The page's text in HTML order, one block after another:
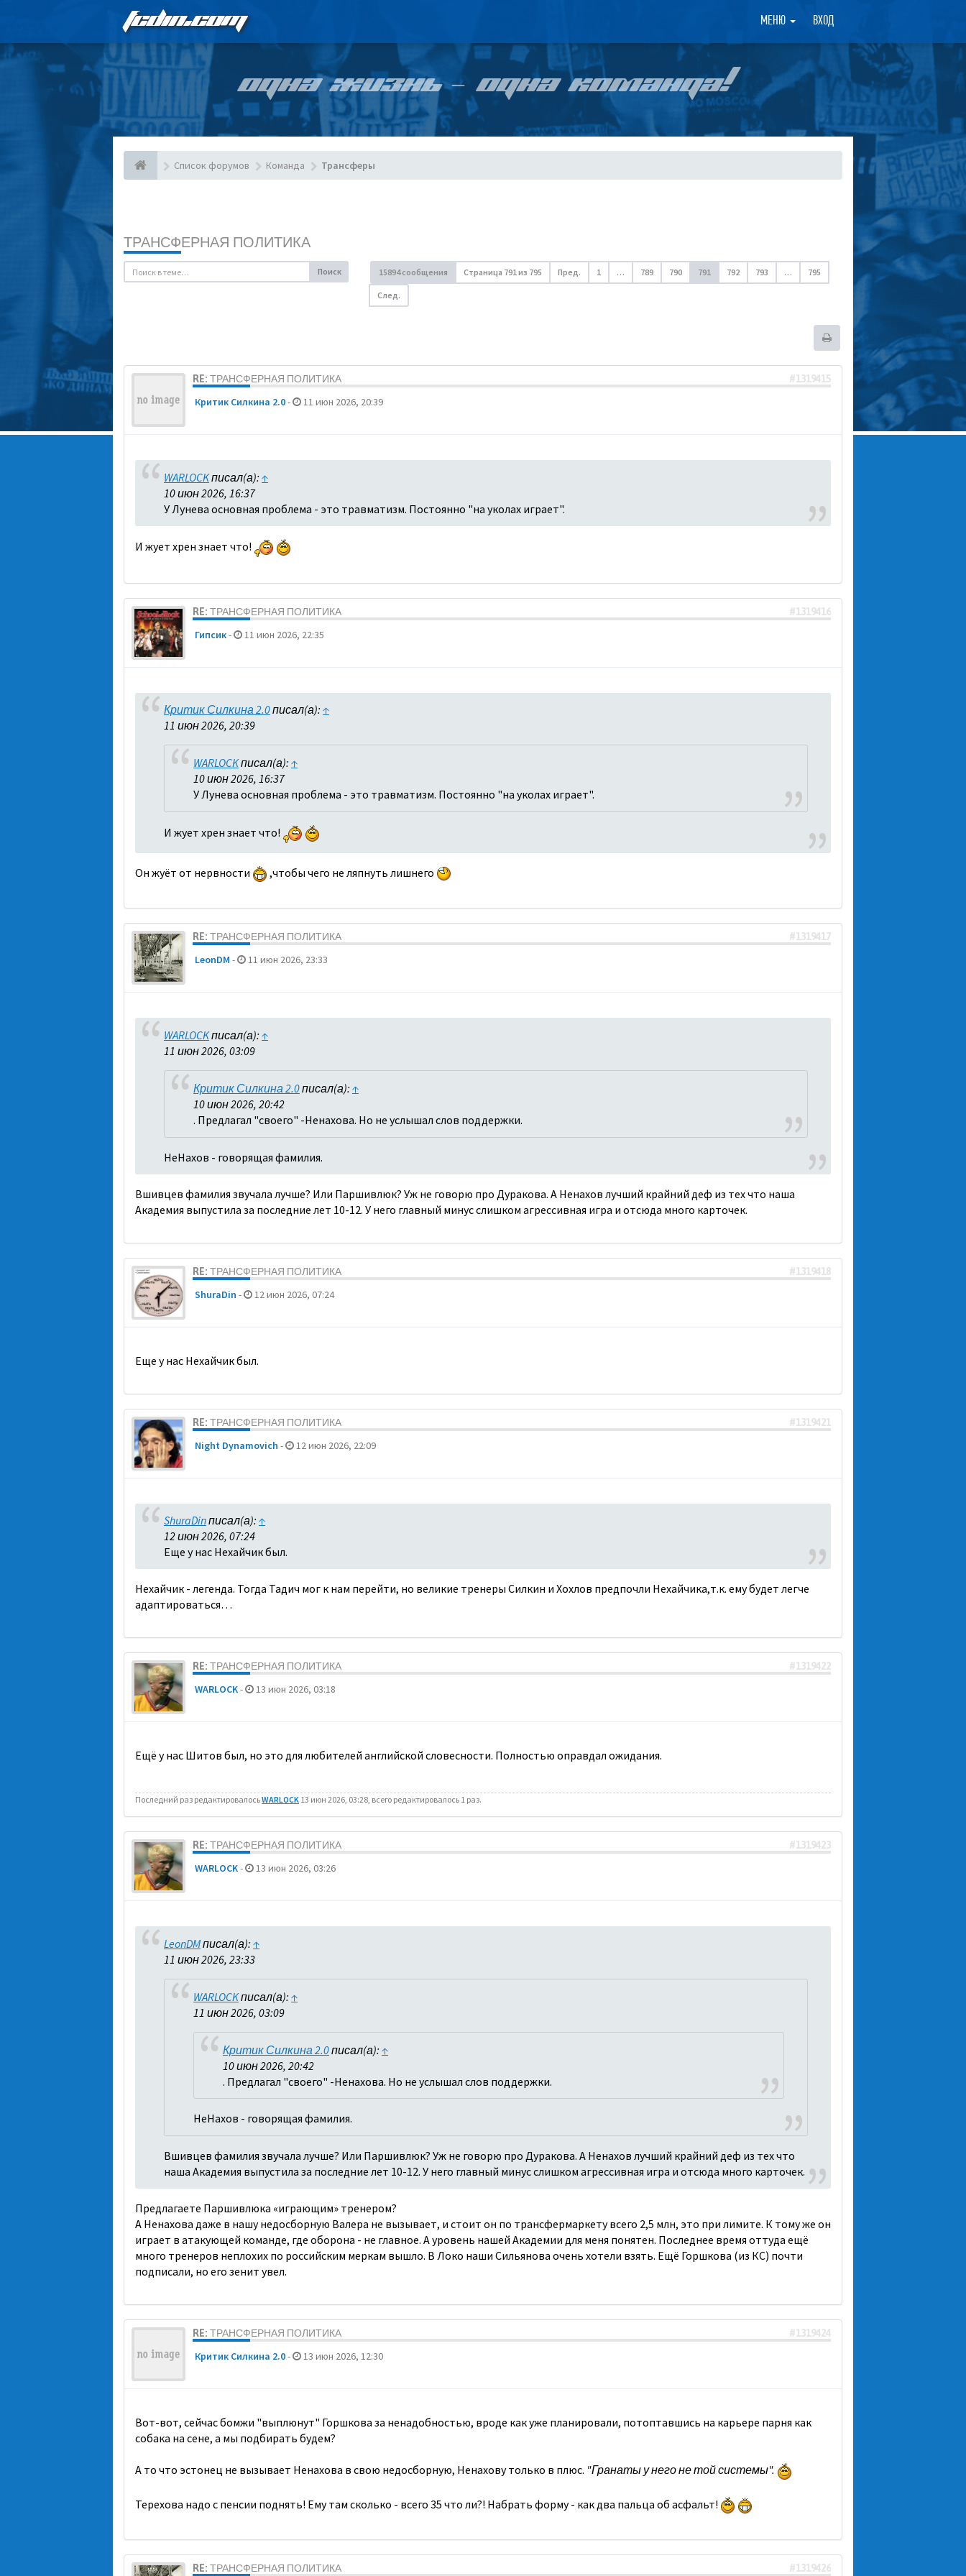
FCDIN.COM МЕНЮ ВХОД ×
ОДНА ЖИЗНЬ – ОДНА КОМАНДА!
Список форумов Команда Трансферы
ТРАНСФЕРНАЯ ПОЛИТИКА
Поиск 15894 сообщения Страница 791из 795 Пред. 1 … 789 790 791 792 793 … 795
След.
RE: ТРАНСФЕРНАЯ ПОЛИТИКА #1319415
Критик Силкина 2.0- 11 июн 2026, 20:39
WARLOCKписал(а): ↑
10 июн 2026, 16:37
У Лунева основная проблема - это травматизм. Постоянно "на уколах играет".
И жует хрен знает что!
RE: ТРАНСФЕРНАЯ ПОЛИТИКА #1319416
Гипсик- 11 июн 2026, 22:35
Критик Силкина 2.0писал(а): ↑
11 июн 2026, 20:39
WARLOCKписал(а): ↑
10 июн 2026, 16:37
У Лунева основная проблема - это травматизм. Постоянно "на уколах играет".
И жует хрен знает что!
Он жуёт от нервности ,чтобы чего не ляпнуть лишнего
RE: ТРАНСФЕРНАЯ ПОЛИТИКА #1319417
LeonDM - 11 июн 2026, 23:33
WARLOCKписал(а): ↑
11 июн 2026, 03:09
Критик Силкина 2.0писал(а): ↑
10 июн 2026, 20:42
. Предлагал "своего" -Ненахова. Но не услышал слов поддержки.
НеНахов - говорящая фамилия.
Вшивцев фамилия звучала лучше? Или Паршивлюк? Уж не говорю про Дуракова. А Ненахов лучший крайний деф из тех что наша
Академия выпустила за последние лет 10-12. У него главный минус слишком агрессивная игра и отсюда много карточек.
RE: ТРАНСФЕРНАЯ ПОЛИТИКА #1319418
ShuraDin - 12 июн 2026, 07:24
Еще у нас Нехайчик был.
RE: ТРАНСФЕРНАЯ ПОЛИТИКА #1319421
Night Dynamovich - 12 июн 2026, 22:09
ShuraDinписал(а): ↑
12 июн 2026, 07:24
Еще у нас Нехайчик был.
Нехайчик - легенда. Тогда Тадич мог к нам перейти, но великие тренеры Силкин и Хохлов предпочли Нехайчика,т.к. ему будет легче
адаптироваться…
RE: ТРАНСФЕРНАЯ ПОЛИТИКА #1319422
WARLOCK- 13 июн 2026, 03:18
Ещё у нас Шитов был, но это для любителей английской словесности. Полностью оправдал ожидания.
Последний раз редактировалосьWARLOCK 13 июн 2026, 03:28, всего редактировалось 1 раз.
RE: ТРАНСФЕРНАЯ ПОЛИТИКА #1319423
WARLOCK- 13 июн 2026, 03:26
LeonDMписал(а): ↑
11 июн 2026, 23:33
WARLOCKписал(а): ↑
11 июн 2026, 03:09
Критик Силкина 2.0писал(а): ↑
10 июн 2026, 20:42
. Предлагал "своего" -Ненахова. Но не услышал слов поддержки.
НеНахов - говорящая фамилия.
Вшивцев фамилия звучала лучше? Или Паршивлюк? Уж не говорю про Дуракова. А Ненахов лучший крайний деф из тех что
наша Академия выпустила за последние лет 10-12. У него главный минус слишком агрессивная игра и отсюда много карточек.
Предлагаете Паршивлюка «играющим» тренером?
А Ненахова даже в нашу недосборную Валера не вызывает, и стоит он по трансфермаркету всего 2,5 млн, это при лимите. К тому же он
играет в атакующей команде, где оборона - не главное. А уровень нашей Академии для меня понятен. Последнее время оттуда ещё
много тренеров неплохих по российским меркам вышло. В Локо наши Сильянова очень хотели взять. Ещё Горшкова (из КС) почти
подписали, но его зенит увел.
RE: ТРАНСФЕРНАЯ ПОЛИТИКА #1319424
Критик Силкина 2.0- 13 июн 2026, 12:30
Вот-вот, сейчас бомжи "выплюнут" Горшкова за ненадобностью, вроде как уже планировали, потоптавшись на карьере парня как
собака на сене, а мы подбирать будем?
А то что эстонец не вызывает Ненахова в свою недосборную, Ненахову только в плюс. "Гранаты у него не той системы".
Терехова надо с пенсии поднять! Ему там сколько - всего 35 что ли?! Набрать форму - как два пальца об асфальт!
RE: ТРАНСФЕРНАЯ ПОЛИТИКА #1319426